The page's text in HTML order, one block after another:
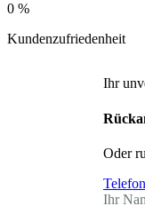
0 %
Kundenzufriedenheit
Ihr
Oder
Ihr